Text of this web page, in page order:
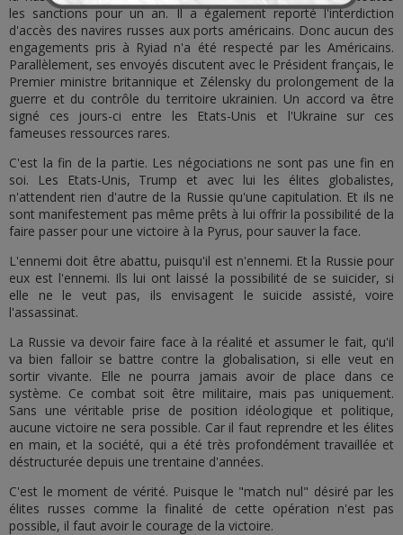
les sanctions pour un an. Il a également reporté l'interdiction
d'accès des navires russes aux ports américains. Donc aucun des
engagements pris à Ryiad n'a été respecté par les Américains.
Parallèlement, ses envoyés discutent avec le Président français, le
Premier ministre britannique et Zélensky du prolongement de la
guerre et du contrôle du territoire ukrainien. Un accord va être
signé ces jours-ci entre les Etats-Unis et l'Ukraine sur ces
fameuses ressources rares.
C'est la fin de la partie. Les négociations ne sont pas une fin en
soi. Les Etats-Unis, Trump et avec lui les élites globalistes,
n'attendent rien d'autre de la Russie qu'une capitulation. Et ils ne
sont manifestement pas même prêts à lui offrir la possibilité de la
faire passer pour une victoire à la Pyrus, pour sauver la face.
L'ennemi doit être abattu, puisqu'il est n'ennemi. Et la Russie pour
eux est l'ennemi. Ils lui ont laissé la possibilité de se suicider, si
elle ne le veut pas, ils envisagent le suicide assisté, voire
l'assassinat.
La Russie va devoir faire face à la réalité et assumer le fait, qu'il
va bien falloir se battre contre la globalisation, si elle veut en
sortir vivante. Elle ne pourra jamais avoir de place dans ce
système. Ce combat soit être militaire, mais pas uniquement.
Sans une véritable prise de position idéologique et politique,
aucune victoire ne sera possible. Car il faut reprendre et les élites
en main, et la société, qui a été très profondément travaillée et
déstructurée depuis une trentaine d'années.
C'est le moment de vérité. Puisque le "match nul" désiré par les
élites russes comme la finalité de cette opération n'est pas
possible, il faut avoir le courage de la victoire.